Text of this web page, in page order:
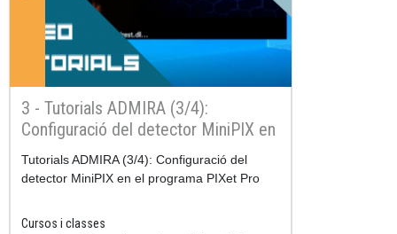
3 - Tutorials ADMIRA (3/4):
Configuració del detector MiniPIX en
el programa PIXet Pro
Resum
Tutorials ADMIRA (3/4): Configuració del
detector MiniPIX en el programa PIXet Pro
Cursos i classes